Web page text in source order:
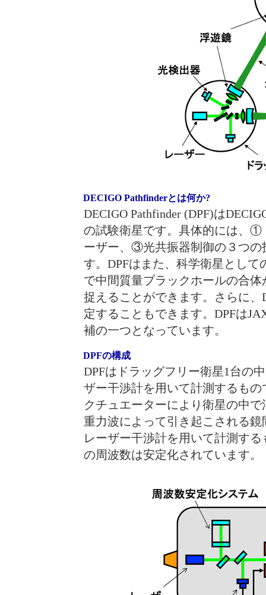
DECIGO Pathfinderとは何か?
DECIGO Pathfinder (DPF)は
の試験衛星です。具体的には、
ーザー、③光共振器制御の３つの
す。DPFはまた、科学衛星とし
で中間質量ブラックホールの合
捉えることができます。さらに
定することもできます。DPFは
補の一つとなっています。
DPFの構成
DPFはドラッグフリー衛星1台の
ザー干渉計を用いて計測するも
クチュエーターにより衛星の中
重力波によって引き起こされる
レーザー干渉計を用いて計測す
の周波数は安定化されています。